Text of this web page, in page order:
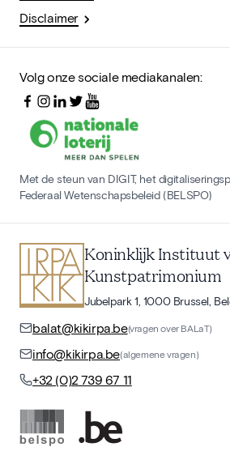
Disclaimer
Volg onze sociale mediakanalen:
Met de steun van DIGIT, het
Federaal Wetenschapsbeleid (BELSPO)
Koninklijk Instituut
Kunstpatrimonium
Jubelpark 1, 1000 Brussel,
balat@kikirpa.be(vragen over BALaT)
info@kikirpa.be(algemene vragen)
+32 (0)2 739 67 11